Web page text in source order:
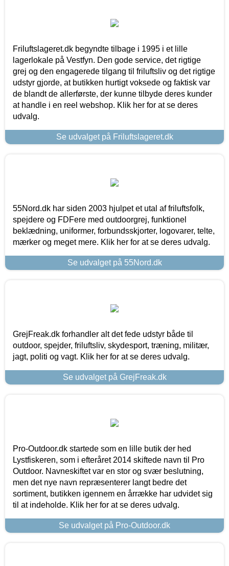
Friluftslageret.dk begyndte tilbage i 1995 i et lille
lagerlokale på Vestfyn. Den gode service, det rigtige
grej og den engagerede tilgang til friluftsliv og det rigtige
udstyr gjorde, at butikken hurtigt voksede og faktisk var
de blandt de allerførste, der kunne tilbyde deres kunder
at handle i en reel webshop. Klik her for at se deres
udvalg.
Se udvalget på Friluftslageret.dk
55Nord.dk har siden 2003 hjulpet et utal af friluftsfolk,
spejdere og FDFere med outdoorgrej, funktionel
beklædning, uniformer, forbundsskjorter, logovarer, telte,
mærker og meget mere. Klik her for at se deres udvalg.
Se udvalget på 55Nord.dk
GrejFreak.dk forhandler alt det fede udstyr både til
outdoor, spejder, friluftsliv, skydesport, træning, militær,
jagt, politi og vagt. Klik her for at se deres udvalg.
Se udvalget på GrejFreak.dk
Pro-Outdoor.dk startede som en lille butik der hed
Lystfiskeren, som i efteråret 2014 skiftede navn til Pro
Outdoor. Navneskiftet var en stor og svær beslutning,
men det nye navn repræsenterer langt bedre det
sortiment, butikken igennem en årrække har udvidet sig
til at indeholde. Klik her for at se deres udvalg.
Se udvalget på Pro-Outdoor.dk